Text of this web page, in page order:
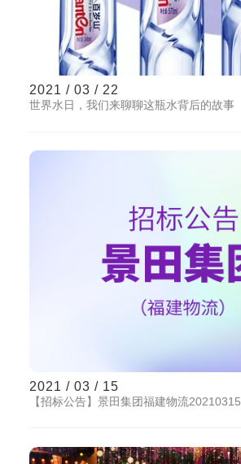
2021 / 03 / 22
世界水日，我们来聊聊这瓶水背后的故事
2021 / 03 / 15
【招标公告】景田集团福建物流20210315